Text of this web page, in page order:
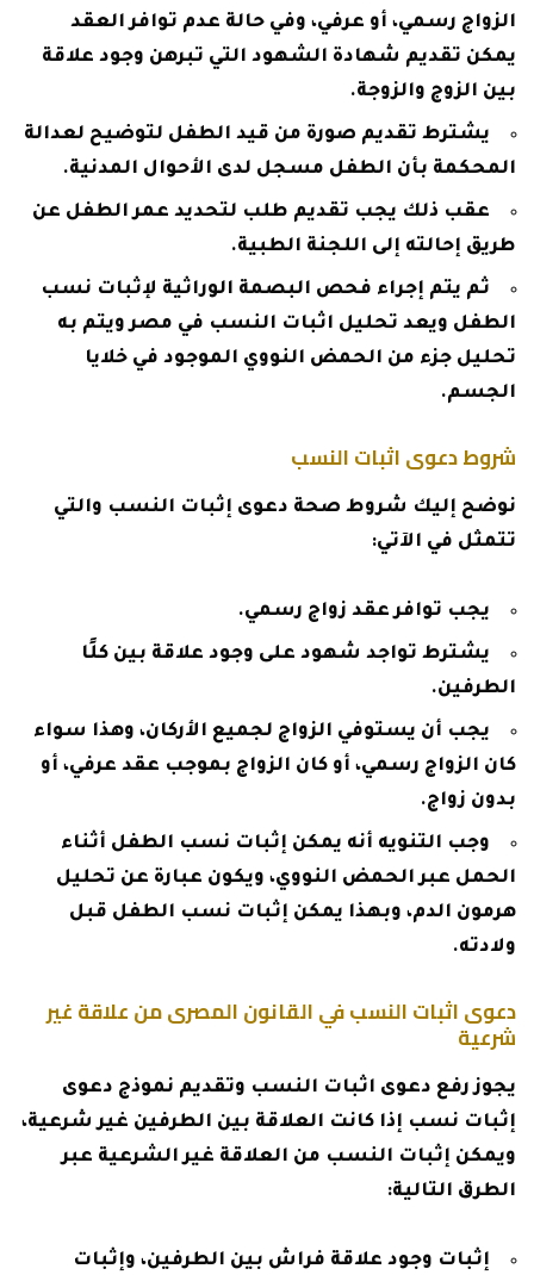
الزواج رسمي، أو عرفي، وفي حالة عدم توافر العقد
يمكن تقديم شهادة الشهود التي تبرهن وجود علاقة
بين الزوج والزوجة.
يشترط تقديم صورة من قيد الطفل لتوضيح لعدالة
المحكمة بأن الطفل مسجل لدى الأحوال المدنية.
عقب ذلك يجب تقديم طلب لتحديد عمر الطفل عن
طريق إحالته إلى اللجنة الطبية.
ثم يتم إجراء فحص البصمة الوراثية لإثبات نسب
الطفل ويعد تحليل اثبات النسب في مصر ويتم به
تحليل جزء من الحمض النووي الموجود في خلايا
الجسم.
شروط دعوى اثبات النسب
نوضح إليك شروط صحة دعوى إثبات النسب والتي
تتمثل في الآتي:
يجب توافر عقد زواج رسمي.
يشترط تواجد شهود على وجود علاقة بين كلًا
الطرفين.
يجب أن يستوفي الزواج لجميع الأركان، وهذا سواء
كان الزواج رسمي، أو كان الزواج بموجب عقد عرفي، أو
بدون زواج.
وجب التنويه أنه يمكن إثبات نسب الطفل أثناء
الحمل عبر الحمض النووي، ويكون عبارة عن تحليل
هرمون الدم، وبهذا يمكن إثبات نسب الطفل قبل
ولادته.
دعوى اثبات النسب في القانون المصرى من علاقة غير
شرعية
يجوز رفع دعوى اثبات النسب وتقديم نموذج دعوى
إثبات نسب إذا كانت العلاقة بين الطرفين غير شرعية،
ويمكن إثبات النسب من العلاقة غير الشرعية عبر
الطرق التالية:
إثبات وجود علاقة فراش بين الطرفين، وإثبات